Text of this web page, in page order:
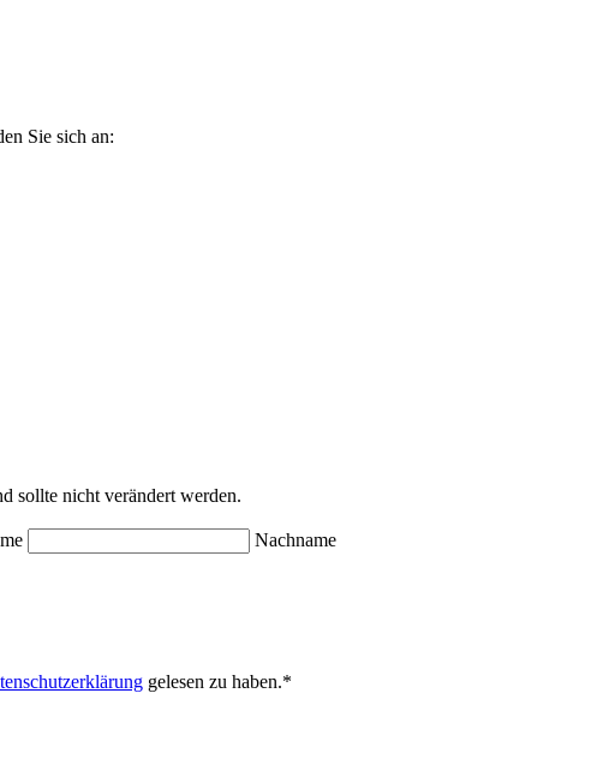
Sie sich an:
sollte nicht verändert werden.
Nachname
gelesen zu haben.*